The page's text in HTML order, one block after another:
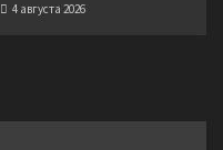
4 августа 2026